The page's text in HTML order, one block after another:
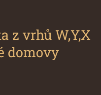
z vrhů W,Y,X
domovy